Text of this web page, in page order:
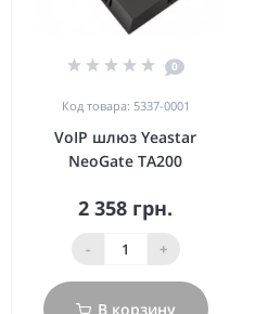
0
Код товара: 5337-0001
VoIP шлюз Yeastar
NeoGate TA200
2 358 грн.
- +
В корзину